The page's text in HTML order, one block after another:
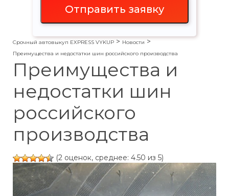
Срочный автовыкуп EXPRESS VYKUP > Новости >
Преимущества и недостатки шин российского производства
Преимущества и
недостатки шин
российского
производства
(2 оценок, среднее: 4.50 из 5)